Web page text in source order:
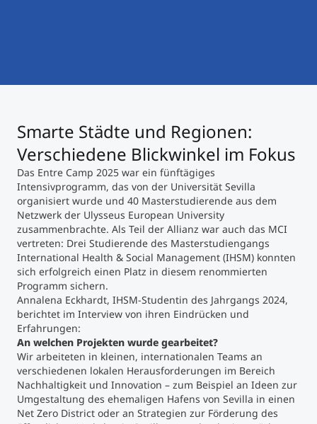
Micro Credentials
Masterclasses
Management-Seminare
Technische Weiterbildung
Maßgeschneiderte Programme
Studienberatung
Executive Education Finder
Smarte Städte und Regionen:
Verschiedene Blickwinkel im Fokus
Das Entre Camp 2025 war ein fünftägiges
Intensivprogramm, das von der Universität Sevilla
organisiert wurde und 40 Masterstudierende aus dem
Netzwerk der Ulysseus European University
zusammenbrachte. Als Teil der Allianz war auch das MCI
vertreten: Drei Studierende des Masterstudiengangs
International Health & Social Management (IHSM) konnten
sich erfolgreich einen Platz in diesem renommierten
Programm sichern.
Annalena Eckhardt, IHSM-Studentin des Jahrgangs 2024,
berichtet im Interview von ihren Eindrücken und
Erfahrungen:
An welchen Projekten wurde gearbeitet?
Wir arbeiteten in kleinen, internationalen Teams an
verschiedenen lokalen Herausforderungen im Bereich
Nachhaltigkeit und Innovation – zum Beispiel an Ideen zur
Umgestaltung des ehemaligen Hafens von Sevilla in einen
Net Zero District oder an Strategien zur Förderung des